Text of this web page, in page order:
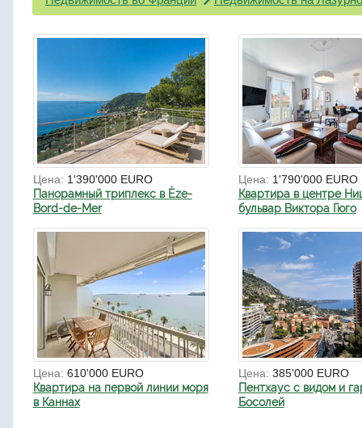
Цена: 1'390'000 EURO
Панорамный триплекс в Èze-
Bord-de-Mer
Цена: 1'790'000 EURO
Квартира в центре
бульвар Виктора Гюго
Цена: 610'000 EURO
Квартира на первой линии моря
в Каннах
Цена: 385'000 EURO
Пентхаус с видом и
Босолей